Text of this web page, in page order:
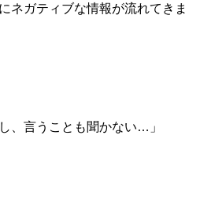
ネガティブな情報が流れてきま
、言うことも聞かない…」